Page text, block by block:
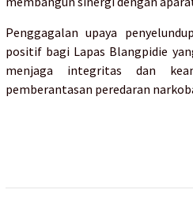
Penggagalan upaya
positif bagi Lapas Blangpidie
menjaga integritas dan
pemberantasan peredaran